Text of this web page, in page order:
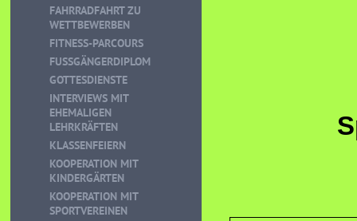
FAHRRADFAHRT ZU
WETTBEWERBEN
FITNESS-PARCOURS
FUSSGÄNGERDIPLOM
GOTTESDIENSTE
INTERVIEWS MIT
EHEMALIGEN
LEHRKRÄFTEN
KLASSENFEIERN
KOOPERATION MIT
KINDERGÄRTEN
KOOPERATION MIT
SPORTVEREINEN